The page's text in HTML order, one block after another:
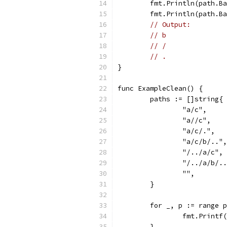
// Output:
// b
// /
// .
}
func ExampleClean() {
	paths := []string{
		"a/c",
		"a//c",
		"a/c/.",
		"a/c/b/..",
		"/../a/c",
"/../a/b/
		"",
	}
for _, p := range